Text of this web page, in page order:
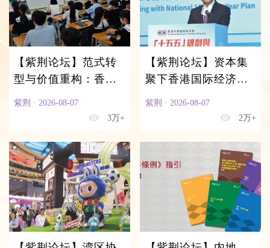
【紫荆论坛】范式转
型与价值重构：香港
公民科课程的“破局之
紫荆 · 2026-08-07
3万+
【紫荆论坛】资本集
聚下香港国际经济金
融平台建设的机遇与
紫荆 · 2026-08-07
2万+